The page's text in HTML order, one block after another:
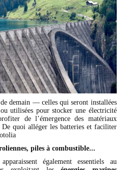
de demain — celles qui seront installées
utilisées pour stocker une électricité
de l’émergence des matériaux
De quoi alléger les batteries et faciliter
piles à combustible...
également essentiels au